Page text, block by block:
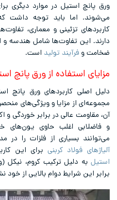
ورق پانچ استیل در موارد دیگری
می‌شوند. اما باید توجه داشت
کاربردهای تزئینی و معماری،
دارند. این تفاوت‌ها شامل هندسه و
ضخامت و فرآیند تولید است.
مزایای استفاده از ورق پانچ
دلیل اصلی کاربردهای ورق پانچ
مجموعه‌ای از مزایا و ویژگی‌های
آن، مقاومت عالی در برابر خوردگی
و فاضلابی اغلب حاوی یون‌های
می‌توانند بسیاری از فلزات را
آلیاژهای فولاد کربنی برای این
استیل به دلیل ترکیب کروم، نیکل
برابر این شرایط دوام بالایی از